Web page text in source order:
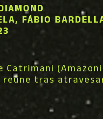
FÁBIO
Catrimani
reúne tras